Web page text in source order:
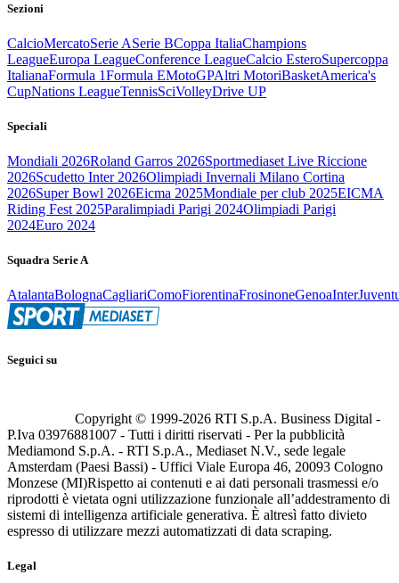
Sezioni
CalcioMercatoSerie ASerie BCoppa ItaliaChampions
LeagueEuropa LeagueConference LeagueCalcio EsteroSupercoppa
ItalianaFormula 1Formula EMotoGPAltri MotoriBasketAmerica's
CupNations LeagueTennisSciVolleyDrive UP
Speciali
Mondiali 2026Roland Garros 2026Sportmediaset Live Riccione
2026Scudetto Inter 2026Olimpiadi Invernali Milano Cortina
2026Super Bowl 2026Eicma 2025Mondiale per club 2025EICMA
Riding Fest 2025Paralimpiadi Parigi 2024Olimpiadi Parigi
2024Euro 2024
Squadra Serie A
AtalantaBolognaCagliariComoFiorentinaFrosinoneGenoaInter
Seguici su
Copyright © 1999-2026 RTI S.p.A. Business Digital -
P.Iva 03976881007 - Tutti i diritti riservati - Per la pubblicità
Mediamond S.p.A. - RTI S.p.A., Mediaset N.V., sede legale
Amsterdam (Paesi Bassi) - Uffici Viale Europa 46, 20093 Cologno
Monzese (MI)Rispetto ai contenuti e ai dati personali trasmessi e/o
riprodotti è vietata ogni utilizzazione funzionale all’addestramento di
sistemi di intelligenza artificiale generativa. È altresì fatto divieto
espresso di utilizzare mezzi automatizzati di data scraping.
Legal